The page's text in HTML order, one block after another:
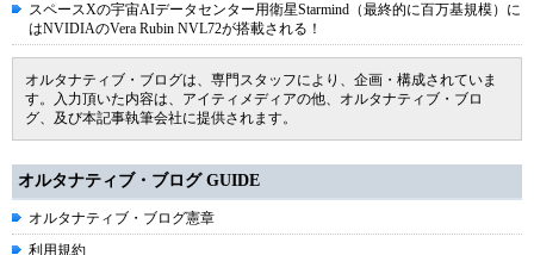
スペースXの宇宙AIデータセンター用衛星Starmind（最終的に百万基規模）に
はNVIDIAのVera Rubin NVL72が搭載される！
オルタナティブ・ブログは、専門スタッフにより、企画・構成されていま
す。入力頂いた内容は、アイティメディアの他、オルタナティブ・ブロ
グ、及び本記事執筆会社に提供されます。
オルタナティブ・ブログ GUIDE
オルタナティブ・ブログ憲章
利用規約